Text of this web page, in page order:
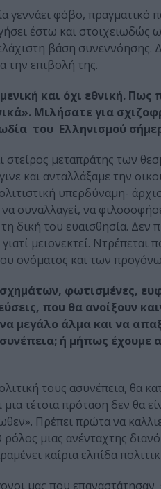
γεννάει φόβο, πραγματικό
έστω και στοιχειωδώς
βάση συνεννόησης.
την επιβολή της.
και όχι εθνική.
Μιλήσατε για
του Ελληνισμού
στείρος μεταπράτης των
και ανταλλάξαμε την
υπερδύναμη-
συναλλαγεί, να
δική του ευαισθησία. Δεν
μειονεκτεί. Ντρέπεται
ονόματος και των
φωτισμένες,
που θα ανοίξουν
μεγάλο άλμα και να
ή μήπως έχουμε
τους ασυνέπεια, θα
τέτοια πρόταση δεν θα
Πρέπει πρώτα να
μιας ανένταχτης
καίρια ελπίδα
μας που